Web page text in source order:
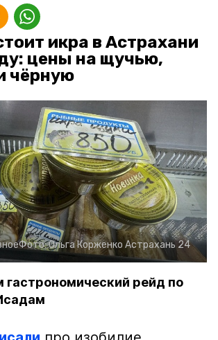
икра в Астрахани
цены на щучью,
чёрную
Фото:Ольга Корженко Астрахань 24
рейд по